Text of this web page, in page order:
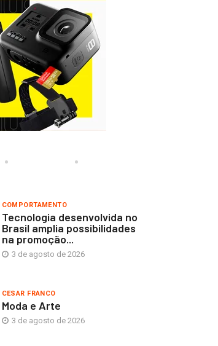
COMPORTAMENTO
Tecnologia desenvolvida no
Brasil amplia possibilidades
na promoção...
3 de agosto de 2026
CESAR FRANCO
Moda e Arte
3 de agosto de 2026